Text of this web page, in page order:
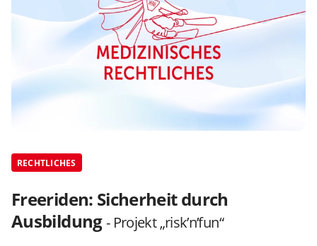
RECHTLICHES
Freeriden: Sicherheit durch
Ausbildung- Projekt „risk’n’fun“